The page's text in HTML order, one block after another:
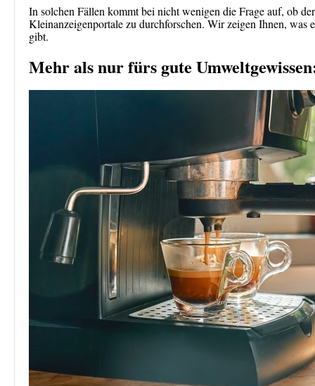
In solchen Fällen kommt bei nicht wenigen die Frage auf, ob
Kleinanzeigenportale zu durchforschen. Wir zeigen Ihnen, was
gibt.
Mehr als nur fürs gute